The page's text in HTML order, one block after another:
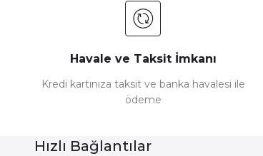
Havale ve Taksit İmkanı
Kredi kartınıza taksit ve banka havalesi ile
ödeme
Hızlı Bağlantılar